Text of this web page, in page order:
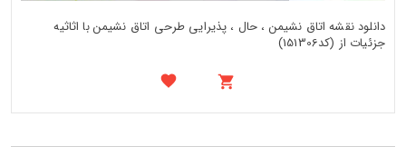
دانلود نقشه اتاق نشیمن ، حال ، پذیرایی طرحی اتاق نشیمن با اثاثیه
جزئیات از (کد151306)